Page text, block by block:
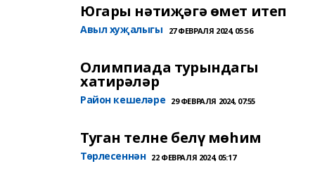
Югары нәтиҗәгә өмет итеп
Авыл хуҗалыгы 27 ФЕВРАЛЯ 2024, 05:56
Олимпиада турындагы
хатирәләр
Район кешеләре 29 ФЕВРАЛЯ 2024, 07:55
Туган телне белү мөһим
Төрлесеннән 22 ФЕВРАЛЯ 2024, 05:17